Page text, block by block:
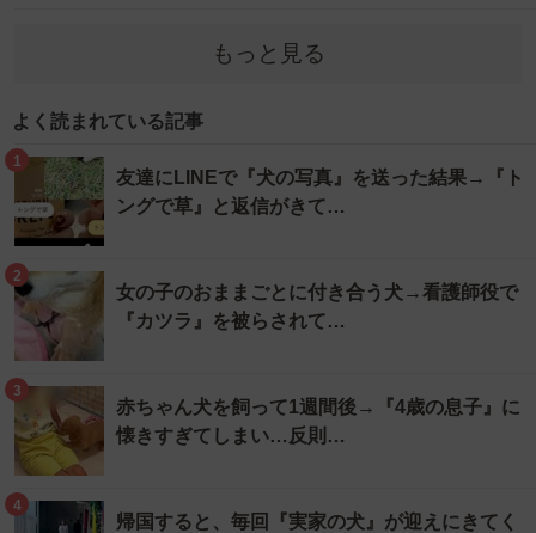
もっと見る
よく読まれている記事
1
友達にLINEで『犬の写真』を送った結果→『ト
ングで草』と返信がきて…
2
女の子のおままごとに付き合う犬→看護師役で
『カツラ』を被らされて…
3
赤ちゃん犬を飼って1週間後→『4歳の息子』に
懐きすぎてしまい…反則…
4
帰国すると、毎回『実家の犬』が迎えにきてく